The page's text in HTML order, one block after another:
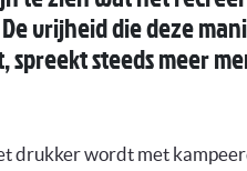
vrijheid die deze
steeds meer
drukker wordt met